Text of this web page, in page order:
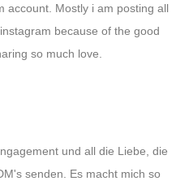
account. Mostly i am posting all
because of the good
so much love.
und all die Liebe, die
senden. Es macht mich so